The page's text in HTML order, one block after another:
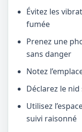
Évitez les
fumée
Prenez une
sans danger
Notez
Déclarez le
Utilisez
suivi raisonné